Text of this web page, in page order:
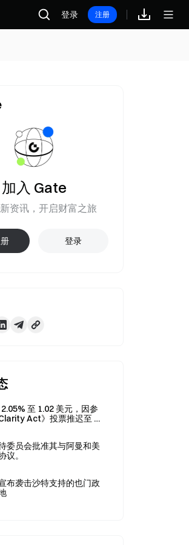
登录 注册
加入 Gate
资讯，开启财富之旅
登录
至 1.02 美元，因参
Act》投票推迟至 9
委员会批准其与阿曼和美
议。
布袭击沙特支持的也门政